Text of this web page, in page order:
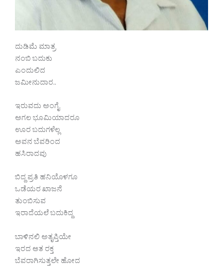
ದುಡಿಮೆ ಮಾತ್ರ
ನಂಬಿ ಬದುಕು
ಎಂದುಲಿದ
ಜಮೀನುದಾರ..
ಇರುವದು ಅಂಗೈ
ಅಗಲ‌ ಭೂಮಿಯಾದರೂ
ಊರ ಬದುಗಳೆಲ್ಲ
ಅವನ ಬೆವರಿಂದ
ಹಸಿರಾದವು
ಬಿದ್ದ ಪ್ರತಿ ಹನಿಯೊಳಗೂ
ಒಡೆಯರ ಖಾಜನೆ
ತುಂಬಿಸುವ
ಇರಾದೆಯಲೆ ಬದುಕಿದ್ದ
ಬಾಳಿನಲಿ ಅತೃಪ್ತಿಯೇ
ಇರದ ಆತ ರಕ್ತ
ಬೆವರಾಗಿಸುತ್ತಲೇ ಹೋದ